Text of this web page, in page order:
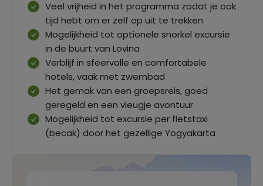
Veel vrijheid in het programma zodat je ook
tijd hebt om er zelf op uit te trekken
Mogelijkheid tot optionele snorkel excursie
in de buurt van Lovina
Verblijf in sfeervolle en comfortabele
hotels, vaak met zwembad
Het gemak van een groepsreis, goed
geregeld en een vleugje avontuur
Mogelijkheid tot excursie per fietstaxi
(becak) door het gezellige Yogyakarta